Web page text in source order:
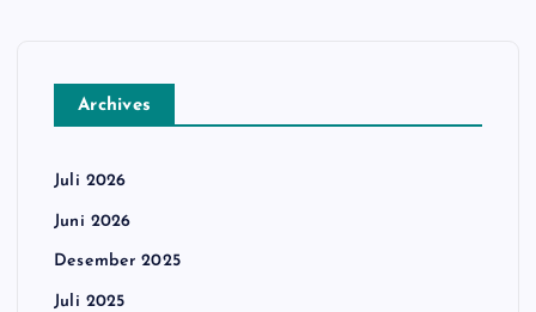
Archives
Juli 2026
Juni 2026
Desember 2025
Juli 2025